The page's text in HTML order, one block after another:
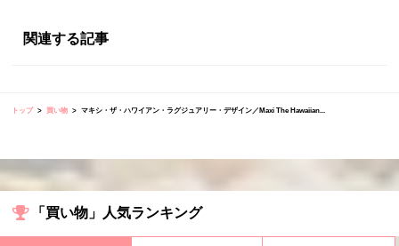
関連する記事
トップ 買い物 マキシ・ザ・ハワイアン・ラグジュアリー・デザイン／Maxi The Hawaiian...
「買い物」人気ランキング